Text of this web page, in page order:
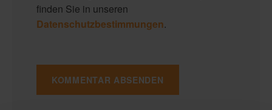
finden Sie in unseren
Datenschutzbestimmungen.